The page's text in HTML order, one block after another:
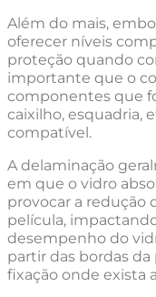
Além do mais,
oferecer níveis
proteção quando
importante que o
componentes que
caixilho, esquadria,
compatível.
A delaminação
em que o vidro
provocar a redução
película,
desempenho do
partir das bordas
fixação onde exista